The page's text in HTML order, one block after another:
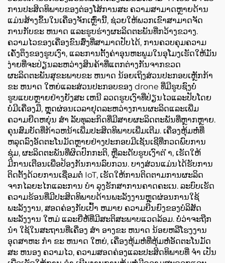
ການປະສິດທິພາບຂອງຕ່ອງໂສ້ການສະ ຄວາມສາມາດຫຼາຍດ້ານ
ແມ່ນສ້າງຂຶ້ນໃນເຄື່ອງຈັກເຫຼົ່ານີ້, ຊ່ວຍໃຫ້ພວກເຂົາສາມາດຈັດ
ການກັບຂະ ຫນາດ ແລະຮູບຮ່າງຜະລິດຕະພັນທີ່ກວ້າງຂວາງ.
ຄວາມໄວຂອງເຄື່ອງຂົນສົ່ງທີ່ສາມາດປັບໄດ້, ການຄວບຄຸມຄວາມ
ເຄັ່ງຕຶງຂອງຮູບເງົາ, ແລະການຕັ້ງຄ່າອຸນຫະພູມໃນອຸໂມງເຮັດໃຫ້ມັນ
ງ່າຍທີ່ຈະປ່ຽນລະຫວ່າງສິນຄ້າທີ່ແຕກຕ່າງກັນຈາກຂວດ
ຜະລິດຕະພັນສຸຂະພາບຂະ ຫນາດ ນ້ອຍເຖິງສ່ວນປະກອບເຫຼັກກ້າ
ຂະ ຫນາດ ໃຫຍ່ແລະສ່ວນປະກອບຂອງ drone ທີ່ມີຮູບຊົງບໍ່
ຮູບແບບຫຼາຍຢ່າງຍັງສະ ເຫນີ ລວດຮູບເງົາທີ່ປ່ຽນໄວແລະປັບໂດຍ
ບໍ່ມີເຄື່ອງມື, ຫຼຸດຜ່ອນເວລາຢຸດລະຫວ່າງການຜະລິດແລະເພີ່ມ
ຄວາມຍືດຫຍຸ່ນ ສໍາ ລັບທຸລະກິດທີ່ມີສາຍຜະລິດຕະພັນທີ່ຫຼາກຫຼາຍ.
ຄຸນສົມບັດທີ່ກ້າວຫນ້າເພີ່ມປະສິດທິພາບເພີ່ມເຕີມ. ເຄື່ອງຫຸ້ມຫໍ່ທີ່
ຫລຸດລົງອັດຕະໂນມັດຫຼາຍຢ່າງປະກອບມີເຊັນເຊີທີ່ກວດພົບການ
ຊຸ່ມ, ຜະລິດຕະພັນທີ່ຜິດປົກກະຕິ, ຫຼືລະດັບຮູບເງົາຕ່ ໍາ, ເຮັດໃຫ້
ມີການເຕືອນເພື່ອປ້ອງກັນການລົບກວນ. ບາງສ່ວນແມ່ນໄດ້ຮັບການ
ຕິດຕັ້ງດ້ວຍການເຊື່ອມຕໍ່ IoT, ເຮັດໃຫ້ການຕິດຕາມການຜະລິດ
ຈາກໄລຍະໄກແລະການ ບໍາ ລຸງຮັກສາການຄາດຄະເນ. ລະບົບເຮັດ
ຄວາມຮ້ອນທີ່ມີປະສິດທິພາບດ້ານພະລັງງານຫຼຸດຜ່ອນການໃຊ້
ພະລັງງານ, ສອດຄ່ອງກັບເປົ້າ ຫມາຍ ຄວາມຍືນຍົງຂອງບໍລິສັດ
ພະລັງງານ ໃຫມ່ ແລະຍີ່ຫໍ້ທີ່ມີສະຕິສະພາບແວດລ້ອມ. ບໍ່ວ່າຈະຖືກ
ນໍາ ໃຊ້ໃນສະຖານທີ່ເຄື່ອງ ສໍາ ອາງຂະ ຫນາດ ນ້ອຍຫລືໂຮງງານ
ອຸດສາຫະ ກໍາ ຂະ ຫນາດ ໃຫຍ່, ເຄື່ອງຫຸ້ມຫໍ່ທີ່ຫຸ້ມຫໍ່ອັດຕະໂນມັດ
ສະ ຫນອງ ຄວາມໄວ, ຄວາມສອດຄ່ອງແລະປະສິດທິພາບທີ່ ຈໍາ ເປັນ